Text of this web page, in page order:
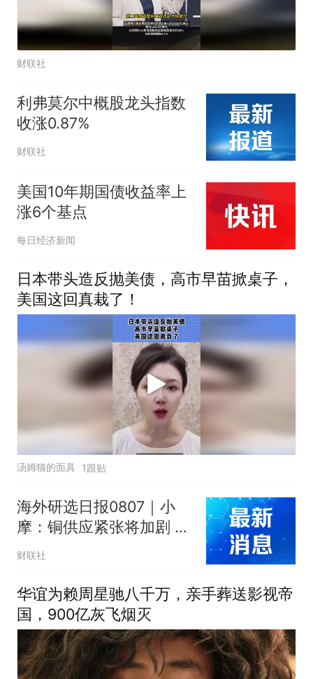
财联社
利弗莫尔中概股龙头指数
收涨0.87%
财联社
美国10年期国债收益率上
涨6个基点
每日经济新闻
日本带头造反抛美债，高市早苗掀桌子，
美国这回真栽了！
汤姆猫的面具 1跟贴
海外研选日报0807｜小
摩：铜供应紧张将加剧 下
半年铜价或向1.5万美元迈
财联社
华谊为赖周星驰八千万，亲手葬送影视帝
国，900亿灰飞烟灭